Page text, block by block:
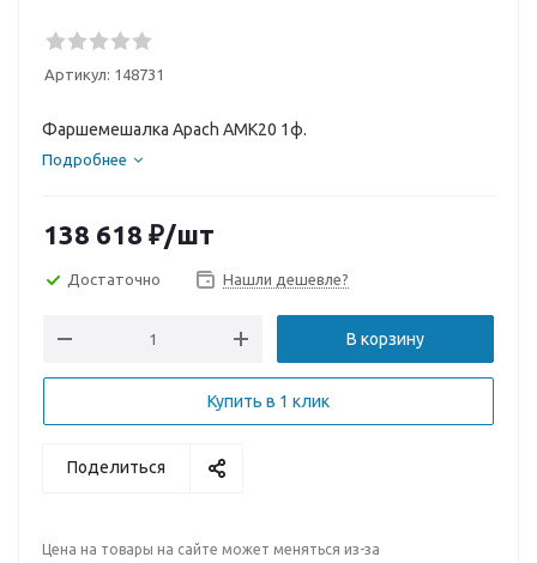
Артикул: 148731
Фаршемешалка Apach AMK20 1ф.
Подробнее
138 618 ₽/шт
Достаточно Нашли дешевле?
В корзину
Купить в 1 клик
Поделиться
Цена на товары на сайте может меняться из-за